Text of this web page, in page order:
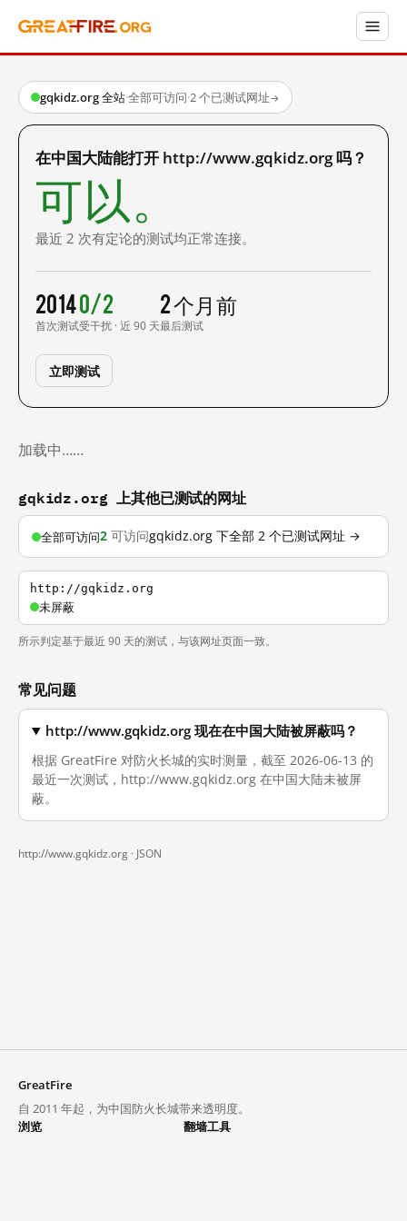
gqkidz.org 全站·全部可访问·2 个已测试网址→
在中国大陆能打开 http://www.gqkidz.org 吗？
可以。
最近 2 次有定论的测试均正常连接。
2014
首次测试
0/2
受干扰 · 近 90 天
2 个月前
最后测试
立即测试
加载中……
gqkidz.org 上其他已测试的网址
全部可访问2 可访问gqkidz.org 下全部 2 个已测试网址 →
http://gqkidz.org
未屏蔽
所示判定基于最近 90 天的测试，与该网址页面一致。
常见问题
http://www.gqkidz.org 现在在中国大陆被屏蔽吗？
根据 GreatFire 对防火长城的实时测量，截至 2026-06-13 的
最近一次测试，http://www.gqkidz.org 在中国大陆未被屏
蔽。
http://www.gqkidz.org · JSON
GreatFire
自 2011 年起，为中国防火长城带来透明度。
浏览
翻墙工具